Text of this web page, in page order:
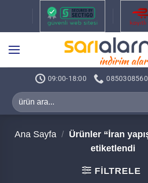
09:00-18:00
Ara:
Ana Sayfa / Ürünler “İran
etiketlendi
FILTRELE